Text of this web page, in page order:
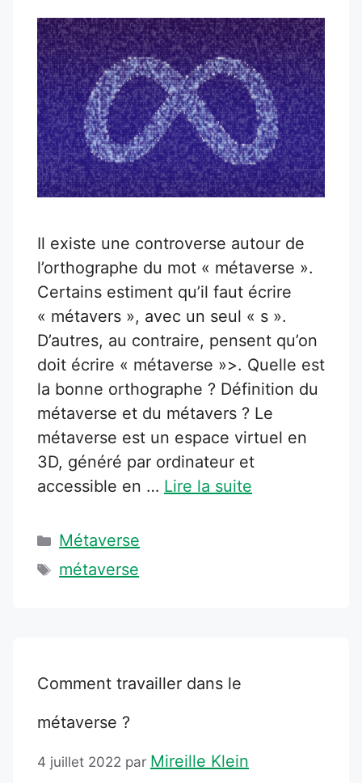
Il existe une controverse autour de
l’orthographe du mot « métaverse ».
Certains estiment qu’il faut écrire
« métavers », avec un seul « s ».
D’autres, au contraire, pensent qu’on
doit écrire « métaverse »>. Quelle est
la bonne orthographe ? Définition du
métaverse et du métavers ? Le
métaverse est un espace virtuel en
3D, généré par ordinateur et
accessible en … Lire la suite
Catégories
Métaverse
Étiquettes
métaverse
Comment travailler dans le
métaverse ?
4 juillet 2022 par Mireille Klein